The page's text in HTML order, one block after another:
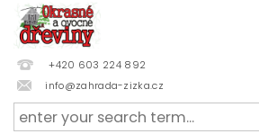
+420 603 224 892
info@zahrada-zizka.cz